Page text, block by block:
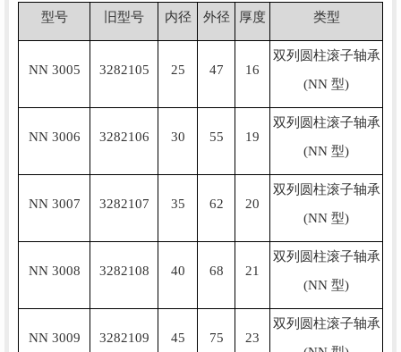
型号 旧型号 内径 外径 厚度 类型
NN 3005 3282105 25 47 16
双列圆柱滚子轴承
(NN 型)
NN 3006 3282106 30 55 19
双列圆柱滚子轴承
(NN 型)
NN 3007 3282107 35 62 20
双列圆柱滚子轴承
(NN 型)
NN 3008 3282108 40 68 21
双列圆柱滚子轴承
(NN 型)
NN 3009 3282109 45 75 23
双列圆柱滚子轴承